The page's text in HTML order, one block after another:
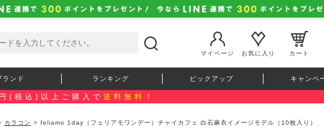
マイページ
お気に入り カート
ランド ランキング ピックアップ キャンペ
(税込)以上ご購入で 送料無料！
カラコン > feliamo 1day（フェリアモワンデー）チャイカフェ 白石麻衣イメージモデル（10枚入り）